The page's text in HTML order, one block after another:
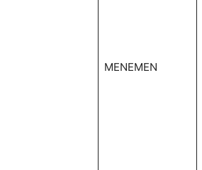
MENEMEN